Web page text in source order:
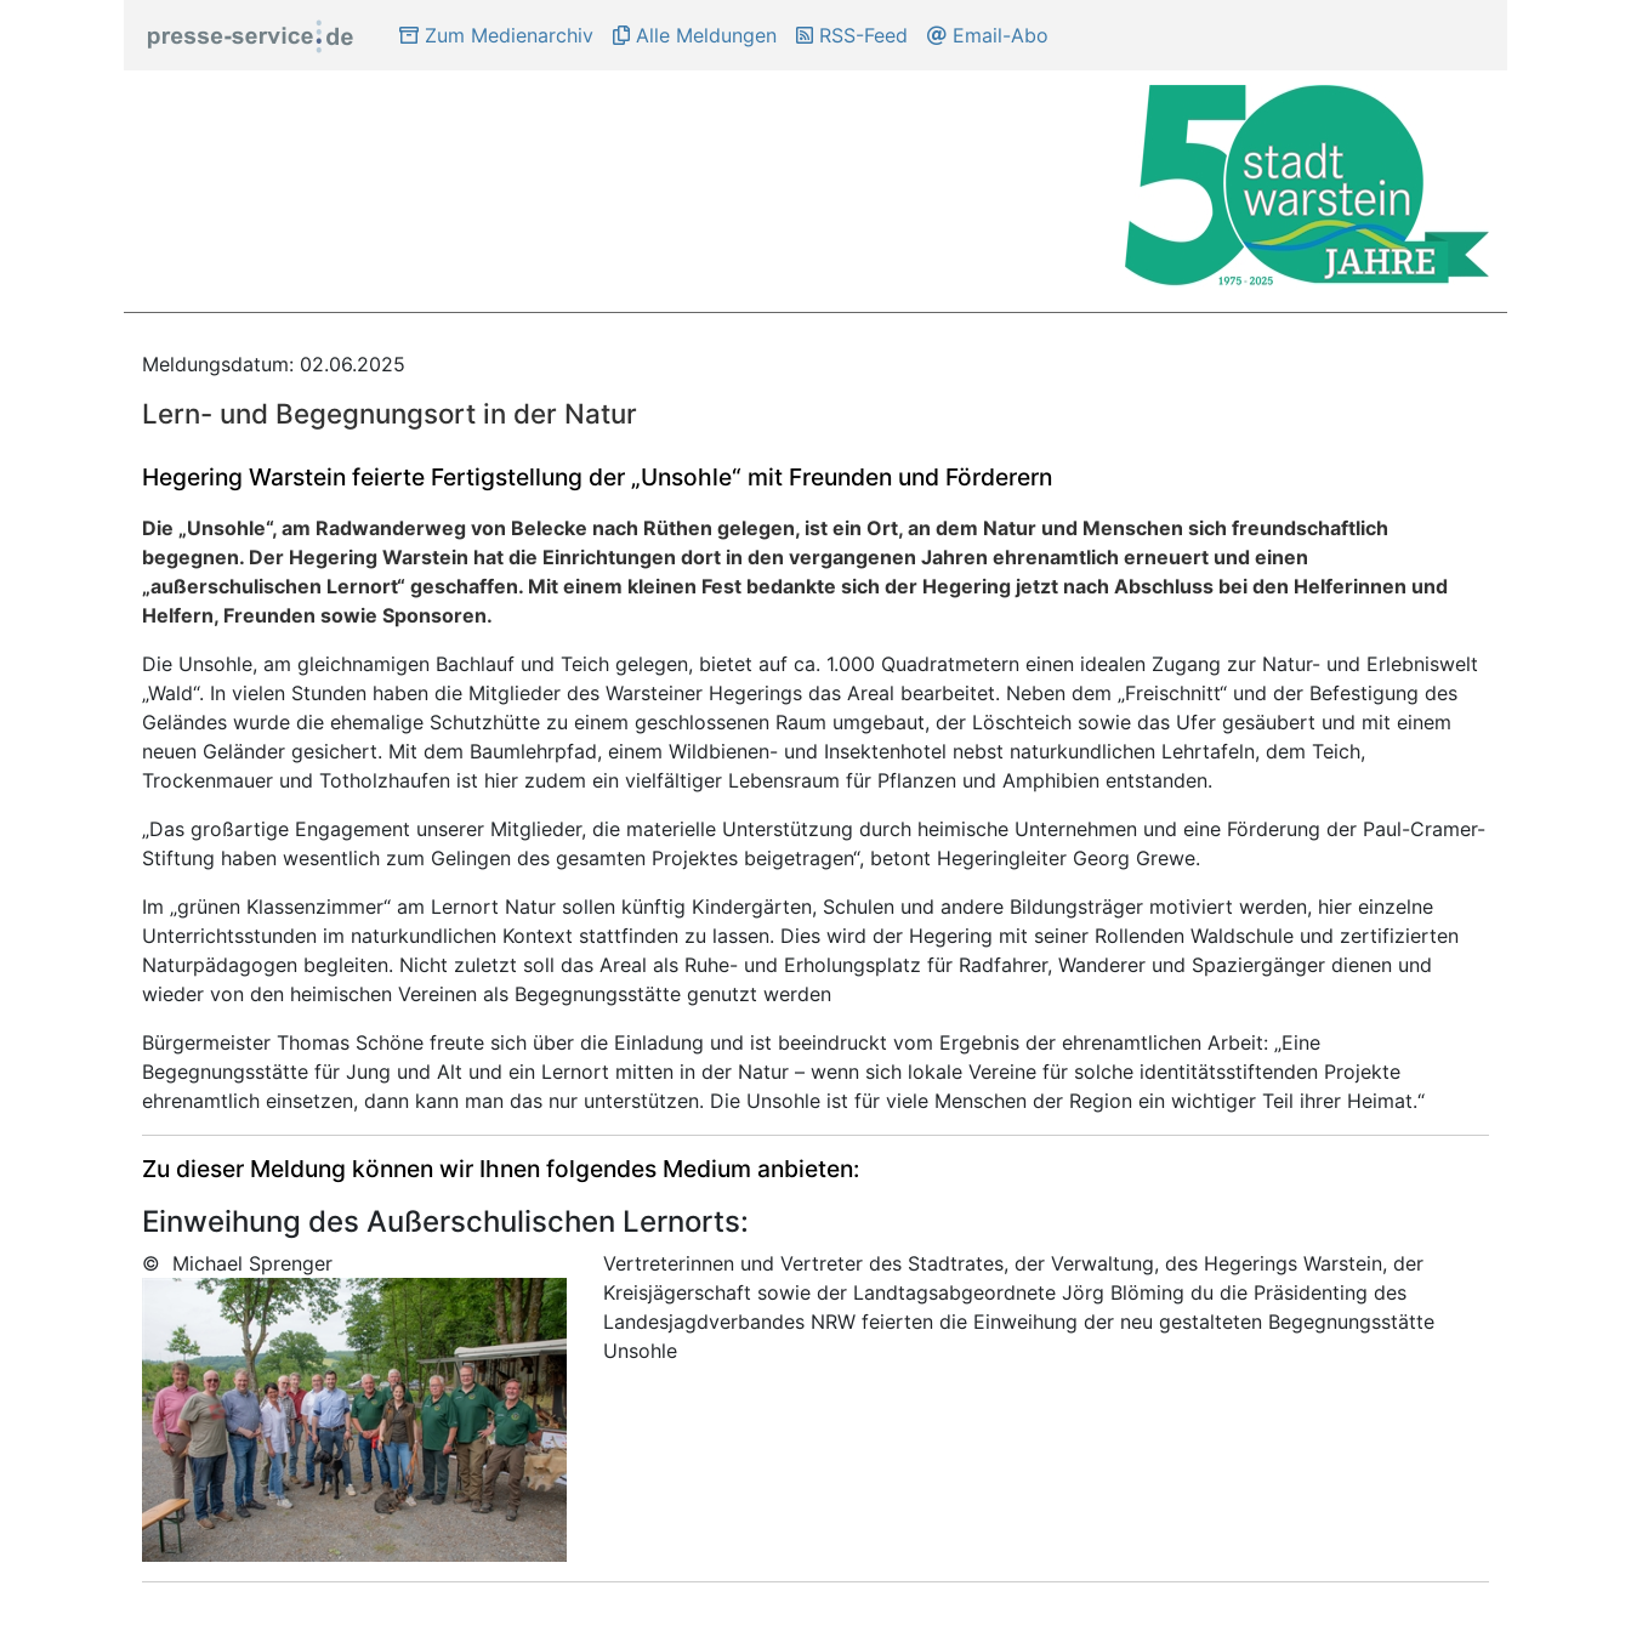
Zum Medienarchiv Alle Meldungen RSS-Feed Email-Abo
Meldungsdatum: 02.06.2025
Lern- und Begegnungsort in der Natur
Hegering Warstein feierte Fertigstellung der „Unsohle“ mit Freunden und Förderern
Die „Unsohle“, am Radwanderweg von Belecke nach Rüthen gelegen, ist ein Ort, an dem Natur und Menschen sich freundschaftlich
begegnen. Der Hegering Warstein hat die Einrichtungen dort in den vergangenen Jahren ehrenamtlich erneuert und einen
„außerschulischen Lernort“ geschaffen. Mit einem kleinen Fest bedankte sich der Hegering jetzt nach Abschluss bei den Helferinnen und
Helfern, Freunden sowie Sponsoren.
Die Unsohle, am gleichnamigen Bachlauf und Teich gelegen, bietet auf ca. 1.000 Quadratmetern einen idealen Zugang zur Natur- und Erlebniswelt
„Wald“. In vielen Stunden haben die Mitglieder des Warsteiner Hegerings das Areal bearbeitet. Neben dem „Freischnitt“ und der Befestigung des
Geländes wurde die ehemalige Schutzhütte zu einem geschlossenen Raum umgebaut, der Löschteich sowie das Ufer gesäubert und mit einem
neuen Geländer gesichert. Mit dem Baumlehrpfad, einem Wildbienen- und Insektenhotel nebst naturkundlichen Lehrtafeln, dem Teich,
Trockenmauer und Totholzhaufen ist hier zudem ein vielfältiger Lebensraum für Pflanzen und Amphibien entstanden.
„Das großartige Engagement unserer Mitglieder, die materielle Unterstützung durch heimische Unternehmen und eine Förderung der Paul-Cramer-
Stiftung haben wesentlich zum Gelingen des gesamten Projektes beigetragen“, betont Hegeringleiter Georg Grewe.
Im „grünen Klassenzimmer“ am Lernort Natur sollen künftig Kindergärten, Schulen und andere Bildungsträger motiviert werden, hier einzelne
Unterrichtsstunden im naturkundlichen Kontext stattfinden zu lassen. Dies wird der Hegering mit seiner Rollenden Waldschule und zertifizierten
Naturpädagogen begleiten. Nicht zuletzt soll das Areal als Ruhe- und Erholungsplatz für Radfahrer, Wanderer und Spaziergänger dienen und
wieder von den heimischen Vereinen als Begegnungsstätte genutzt werden
Bürgermeister Thomas Schöne freute sich über die Einladung und ist beeindruckt vom Ergebnis der ehrenamtlichen Arbeit: „Eine
Begegnungsstätte für Jung und Alt und ein Lernort mitten in der Natur – wenn sich lokale Vereine für solche identitätsstiftenden Projekte
ehrenamtlich einsetzen, dann kann man das nur unterstützen. Die Unsohle ist für viele Menschen der Region ein wichtiger Teil ihrer Heimat.“
Zu dieser Meldung können wir Ihnen folgendes Medium anbieten:
Einweihung des Außerschulischen Lernorts:
© Michael Sprenger
Vertreterinnen und Vertreter des Stadtrates, der Verwaltung, des Hegerings Warstein, der
Kreisjägerschaft sowie der Landtagsabgeordnete Jörg Blöming du die Präsidenting des
Landesjagdverbandes NRW feierten die Einweihung der neu gestalteten Begegnungsstätte
Unsohle